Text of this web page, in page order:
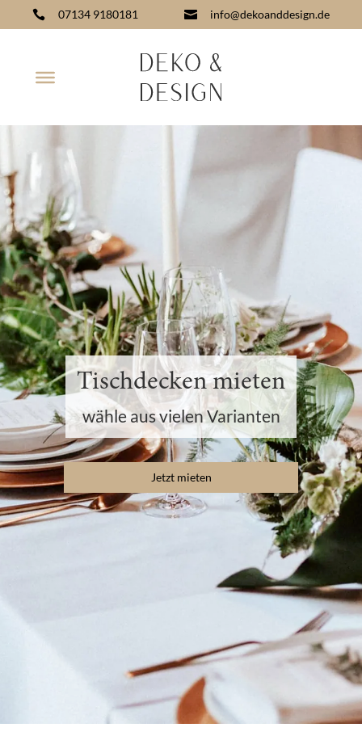
 07134 9180181  info@dekoanddesign.de
Tischdecken mieten
wähle aus vielen Varianten
Jetzt mieten